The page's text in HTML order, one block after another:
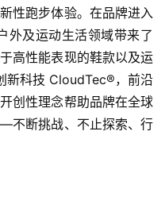
性跑步体验。在品牌进入
外及运动生活领域带来了
高性能表现的鞋款以及运
新科技 CloudTec®，前沿
创性理念帮助品牌在全球
不断挑战、不止探索、行